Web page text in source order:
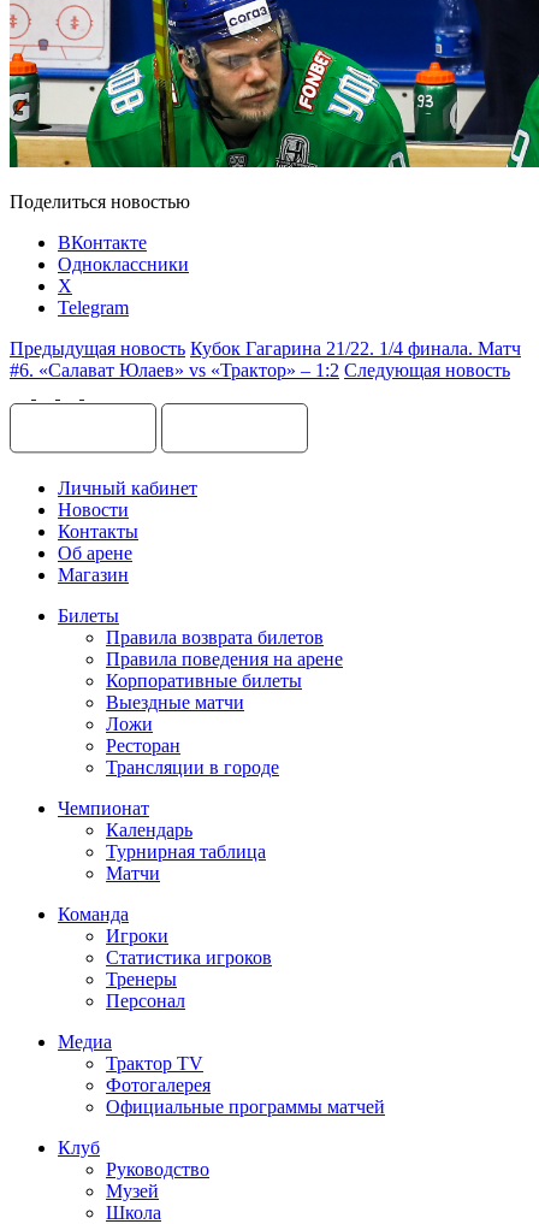
Поделиться новостью
ВКонтакте
Одноклассники
X
Telegram
Предыдущая новость Кубок Гагарина 21/22. 1/4 финала. Матч
#6. «Салават Юлаев» vs «Трактор» – 1:2 Следующая новость
Личный кабинет
Новости
Контакты
Об арене
Магазин
Билеты
Правила возврата билетов
Правила поведения на арене
Корпоративные билеты
Выездные матчи
Ложи
Ресторан
Трансляции в городе
Чемпионат
Календарь
Турнирная таблица
Матчи
Команда
Игроки
Статистика игроков
Тренеры
Персонал
Медиа
Трактор TV
Фотогалерея
Официальные программы матчей
Клуб
Руководство
Музей
Школа